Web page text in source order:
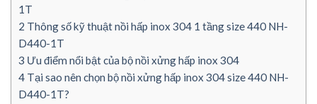
1T
2 Thông số kỹ thuật nồi hấp inox 304 1 tầng size 440 NH-
D440-1T
3 Ưu điểm nổi bật của bộ nồi xửng hấp inox 304
4 Tại sao nên chọn bộ nồi xửng hấp inox 304 size 440 NH-
D440-1T?